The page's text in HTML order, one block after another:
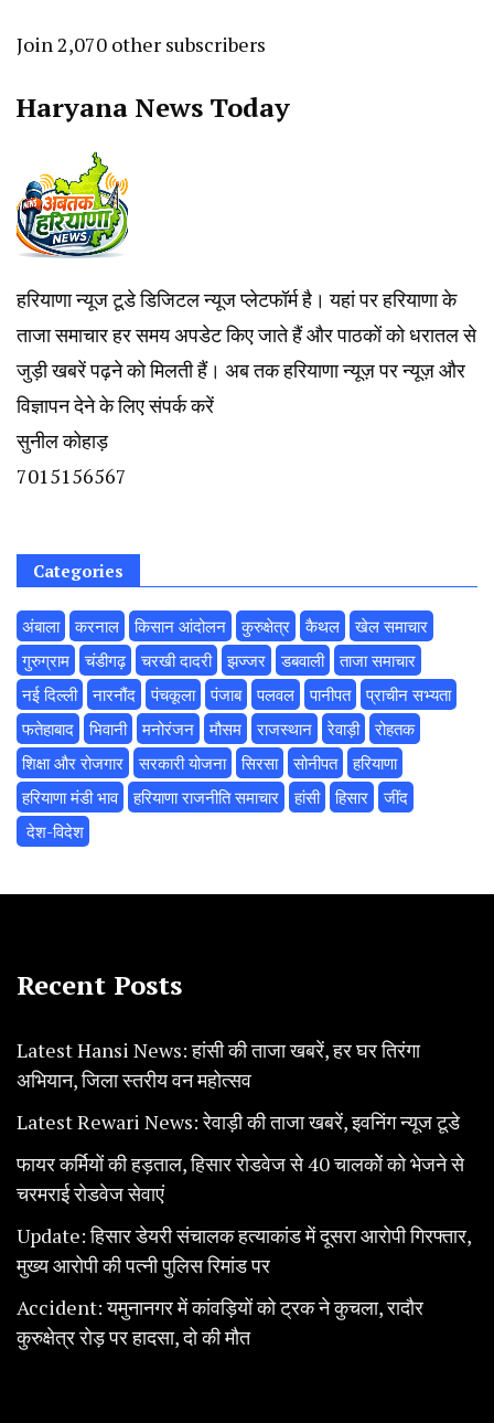
Join 2,070 other subscribers
Haryana News Today
हरियाणा न्यूज टूडे डिजिटल न्यूज प्लेटफॉर्म है। यहां पर हरियाणा के
ताजा समाचार हर समय अपडेट किए जाते हैं और पाठकों को धरातल से
जुड़ी खबरें पढ़ने को मिलती हैं। अब तक हरियाणा न्यूज़ पर न्यूज़ और
विज्ञापन देने के लिए संपर्क करें
सुनील कोहाड़
7015156567
Categories
अंबाला करनाल किसान आंदोलन कुरुक्षेत्र कैथल
खेल समाचार
गुरुग्राम
चंडीगढ़ चरखी दादरी झज्जर डबवाली
ताजा समाचार
नई दिल्ली
नारनौंद पंचकूला पंजाब पलवल पानीपत
प्राचीन सभ्यता
फतेहाबाद
भिवानी मनोरंजन मौसम राजस्थान रेवाड़ी
रोहतक
शिक्षा और रोजगार
सरकारी योजना सिरसा सोनीपत
हरियाणा
हरियाणा मंडी भाव
हरियाणा राजनीति समाचार हांसी हिसार
‌जींद
‌ देश-विदेश
Recent Posts
Latest Hansi News: हांसी की ताजा खबरें, हर घर तिरंगा
अभियान, जिला स्तरीय वन महोत्सव
Latest Rewari News: रेवाड़ी की ताजा खबरें, इवनिंग न्यूज टूडे
फायर कर्मियों की हड़ताल, हिसार रोडवेज से 40 चालकोें को भेजने से
चरमराई रोडवेज सेवाएं
Update: हिसार डेयरी संचालक हत्याकांड में दूसरा आरोपी गिरफ्तार,
मुख्य आरोपी की पत्नी पुलिस रिमांड पर
Accident: यमुनानगर में कांवड़ियों को ट्रक ने कुचला, रादौर
कुरुक्षेत्र रोड़ पर हादसा, दो की मौत